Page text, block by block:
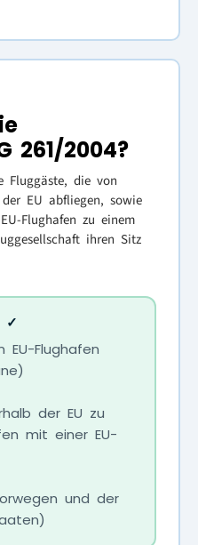
261/2004?
Fluggäste, die von
EU abfliegen, sowie
Flughafen zu einem
ihren Sitz
✓
Flughafen
der EU zu
mit einer EU-
und der